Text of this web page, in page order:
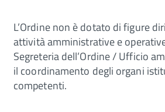
L’Ordine non è dotato di figure
attività amministrative e
Segreteria dell’Ordine / Ufficio
il coordinamento degli organi
competenti.